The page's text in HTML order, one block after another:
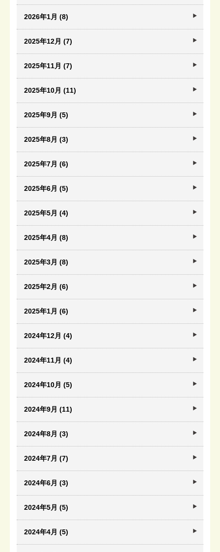
2026年1月 (8)
2025年12月 (7)
2025年11月 (7)
2025年10月 (11)
2025年9月 (5)
2025年8月 (3)
2025年7月 (6)
2025年6月 (5)
2025年5月 (4)
2025年4月 (8)
2025年3月 (8)
2025年2月 (6)
2025年1月 (6)
2024年12月 (4)
2024年11月 (4)
2024年10月 (5)
2024年9月 (11)
2024年8月 (3)
2024年7月 (7)
2024年6月 (3)
2024年5月 (5)
2024年4月 (5)